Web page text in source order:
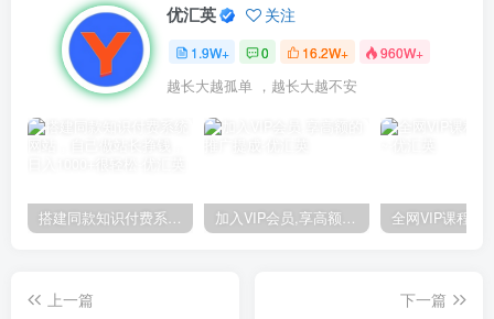
优汇英 关注
1.9W+ 0 16.2W+ 960W+
越长大越孤单 ，越长大越不安
搭建同款知识付费系统网站，自己做站长挣钱，日入1000+很轻松 加入VIP会员,享高额的推广提成
上一篇
下一篇